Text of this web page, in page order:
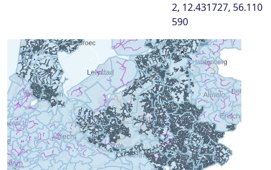
2, 12.431727, 56.110
590